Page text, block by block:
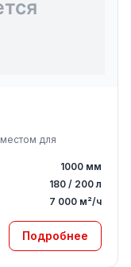
для
1000 мм
180 / 200 л
7 000 м²/ч
Подробнее